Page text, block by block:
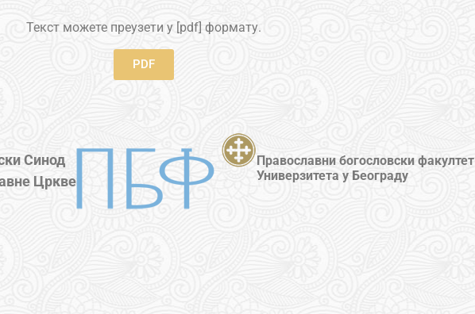
Текст можете преузети у [pdf] формату.
PDF
Синод
Цркве
Православни богословски факултет
Универзитета у Београду